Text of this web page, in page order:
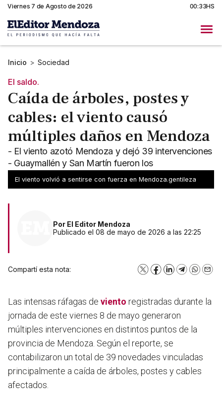
Viernes 7 de Agosto de 2026 00:33HS
Inicio > Sociedad
El saldo.
Caída de árboles, postes y
cables: el viento causó
múltiples daños en Mendoza
- El viento azotó Mendoza y dejó 39 intervenciones
- Guaymallén y San Martín fueron los
departamentos más afectados
El viento volvió a sentirse con fuerza en Mendoza.gentileza
Por El Editor Mendoza
Publicado el 08 de mayo de 2026 a las 22:25
Compartí esta nota: X Facebook
LinkedInTelegram
Las intensas ráfagas de viento registradas durante la
jornada de este viernes 8 de mayo generaron
múltiples intervenciones en distintos puntos de la
provincia de Mendoza. Según el reporte, se
contabilizaron un total de 39 novedades vinculadas
principalmente a caída de árboles, postes y cables
afectados